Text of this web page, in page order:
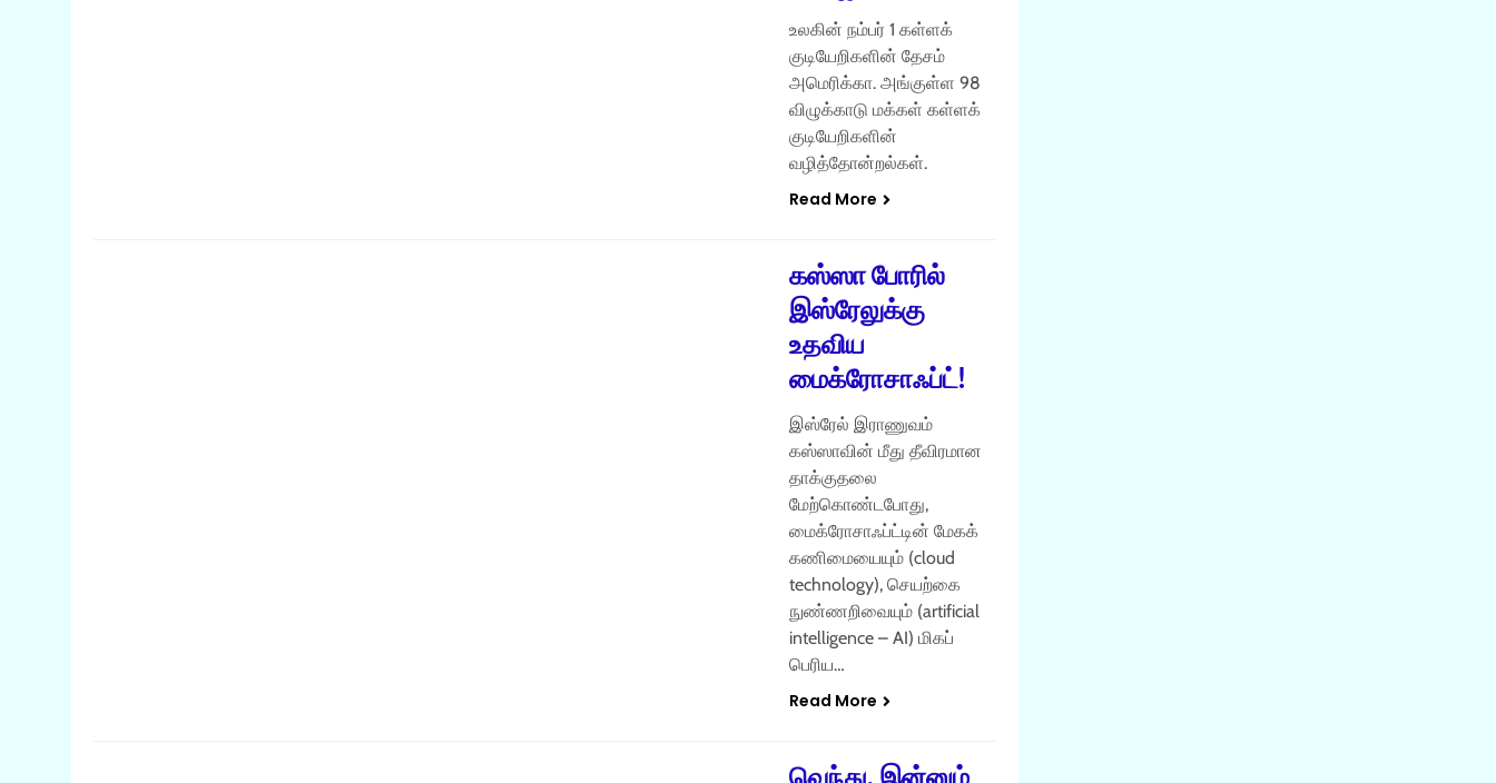
உலகின் நம்பர் 1 கள்ளக்
குடியேறிகளின் தேசம்
அமெரிக்கா. அங்குள்ள 98
விழுக்காடு மக்கள் கள்ளக்
குடியேறிகளின்
வழித்தோன்றல்கள்.
Read More
கஸ்ஸா போரில்
இஸ்ரேலுக்கு
உதவிய
மைக்ரோசாஃப்ட்!
இஸ்ரேல் இராணுவம்
கஸ்ஸாவின் மீது தீவிரமான
தாக்குதலை
மேற்கொண்டபோது,
மைக்ரோசாஃப்ட்டின் மேகக்
கணிமையையும் (cloud
technology), செயற்கை
நுண்ணறிவையும் (artificial
intelligence – AI) மிகப்
பெரிய…
Read More
வெந்து, இன்னும்